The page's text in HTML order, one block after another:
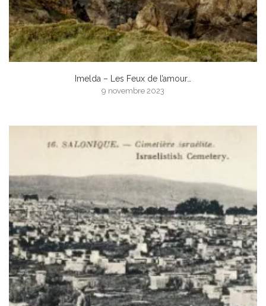
Imelda – Les Feux de l’amour…
9 novembre 2023